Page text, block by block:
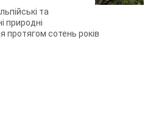
та
природні
протягом сотень років